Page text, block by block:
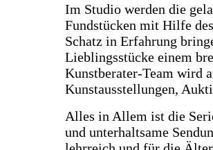
Im Studio werden die
Fundstücken mit Hilfe
Schatz in Erfahrung
Lieblingsstücke einem
Kunstberater-Team wird
Kunstausstellungen,
Alles in Allem ist die
und unterhaltsame